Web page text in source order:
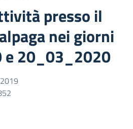
presso il
nei giorni
20_03_2020